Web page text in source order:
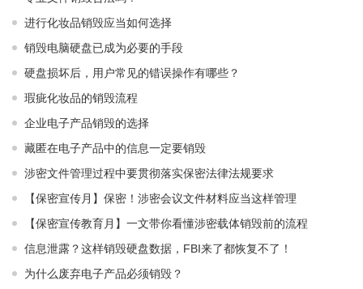
进行化妆品销毁应当如何选择
销毁电脑硬盘已成为必要的手段
硬盘损坏后，用户常见的错误操作有哪些？
瑕疵化妆品的销毁流程
企业电子产品销毁的选择
藏匿在电子产品中的信息一定要销毁
涉密文件管理过程中要贯彻落实保密法律法规要求
【保密宣传月】保密！涉密会议文件材料应当这样管理
【保密宣传教育月】一文带你看懂涉密载体销毁前的流程
信息泄露？这样销毁硬盘数据，FBI来了都恢复不了！
为什么废弃电子产品必须销毁？